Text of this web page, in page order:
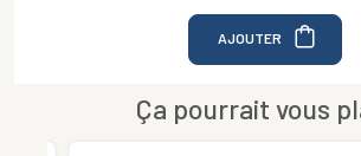
AJOUTER
Ça pourrait vous